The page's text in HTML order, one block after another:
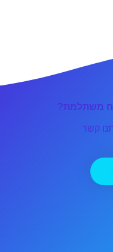
משתלמת?
קשר